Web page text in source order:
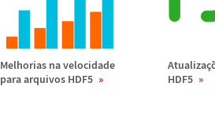
Melhorias na velocidade
para arquivos HDF5
Atualizaç
HDF5